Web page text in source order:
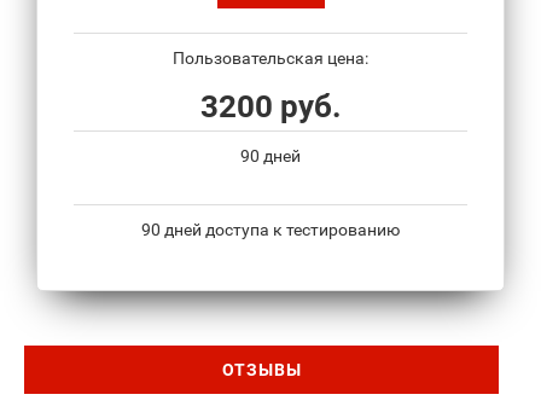
Пользовательская цена:
3200 руб.
90 дней
90 дней доступа к тестированию
ОТЗЫВЫ